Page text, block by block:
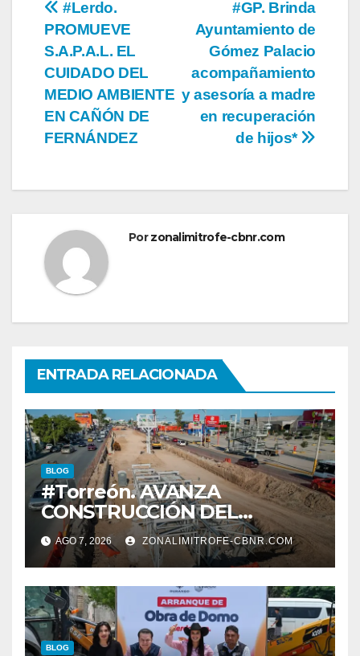
Navegación
de
entradas
#GP. Brinda
Ayuntamiento de
Gómez Palacio
acompañamiento
y asesoría a madre
en recuperación
de hijos*
#Lerdo.
PROMUEVE
S.A.P.A.L. EL
CUIDADO DEL
MEDIO AMBIENTE
EN CAÑÓN DE
FERNÁNDEZ
Porzonalimitrofe-cbnr.com
ENTRADA RELACIONADA
BLOG
#Torreón. AVANZA
CONSTRUCCIÓN DEL
SISTEMA VIAL ORIENTE,
SOBRE BULEVAR
REVOLUCIÓN
AGO 7, 2026 ZONALIMITROFE-CBNR.COM
BLOG